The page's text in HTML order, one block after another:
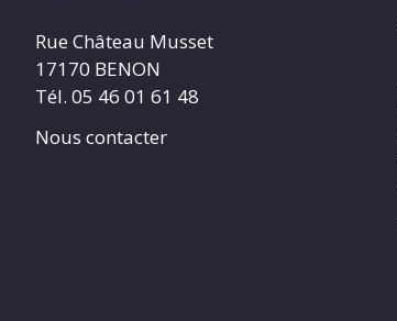
Rue Château Musset
17170 BENON
Tél. 05 46 01 61 48
Nous contacter